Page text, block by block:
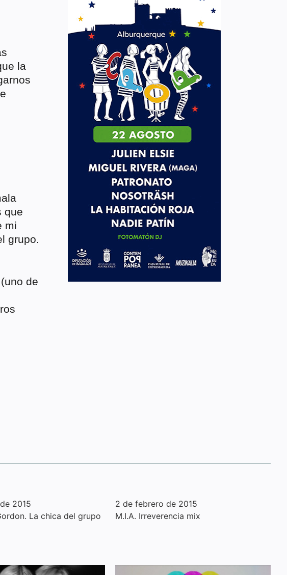
la
que
mi
grupo.
de
2015
La chica del grupo
2 de febrero de 2015
M.I.A. Irreverencia mix